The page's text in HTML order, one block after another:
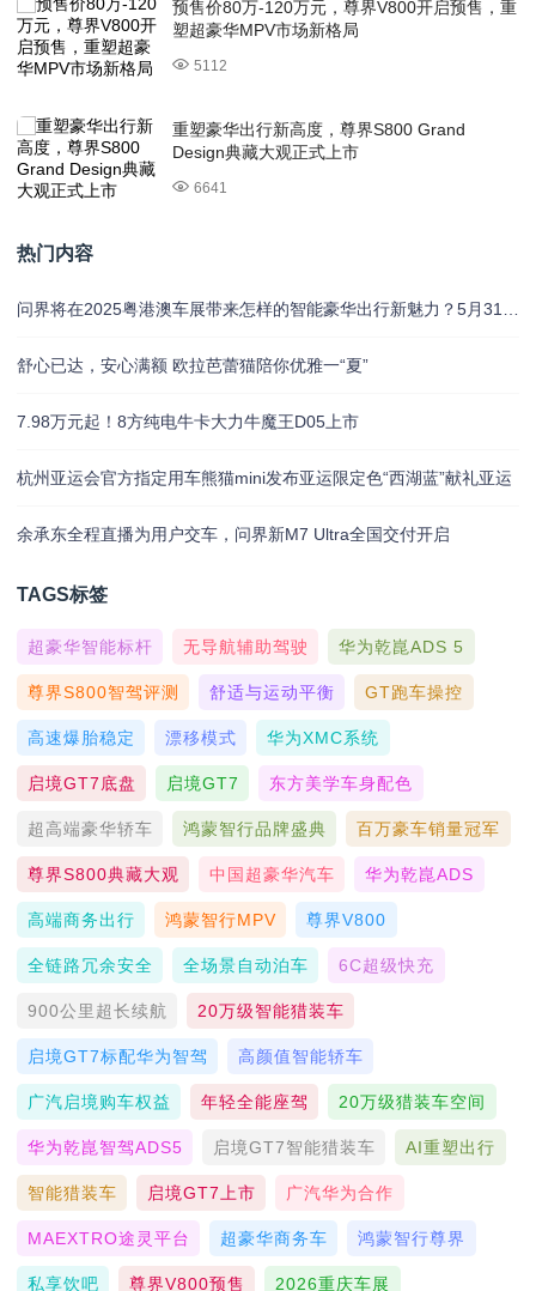
预售价80万-120万元，尊界V800开启预售，重
塑超豪华MPV市场新格局
5112
重塑豪华出行新高度，尊界S800 Grand
Design典藏大观正式上市
6641
热门内容
问界将在2025粤港澳车展带来怎样的智能豪华出行新魅力？5月31日揭晓
舒心已达，安心满额 欧拉芭蕾猫陪你优雅一“夏”
7.98万元起！8方纯电牛卡大力牛魔王D05上市
杭州亚运会官方指定用车熊猫mini发布亚运限定色“西湖蓝”献礼亚运
余承东全程直播为用户交车，问界新M7 Ultra全国交付开启
TAGS标签
超豪华智能标杆 无导航辅助驾驶 华为乾崑ADS 5
尊界S800智驾评测 舒适与运动平衡 GT跑车操控
高速爆胎稳定 漂移模式 华为XMC系统
启境GT7底盘 启境GT7 东方美学车身配色
超高端豪华轿车 鸿蒙智行品牌盛典 百万豪车销量冠军
尊界S800典藏大观 中国超豪华汽车 华为乾崑ADS
高端商务出行 鸿蒙智行MPV 尊界V800
全链路冗余安全 全场景自动泊车 6C超级快充
900公里超长续航 20万级智能猎装车
启境GT7标配华为智驾 高颜值智能轿车
广汽启境购车权益 年轻全能座驾 20万级猎装车空间
华为乾崑智驾ADS5 启境GT7智能猎装车 AI重塑出行
智能猎装车 启境GT7上市 广汽华为合作
MAEXTRO途灵平台 超豪华商务车 鸿蒙智行尊界
私享饮吧 尊界V800预售 2026重庆车展